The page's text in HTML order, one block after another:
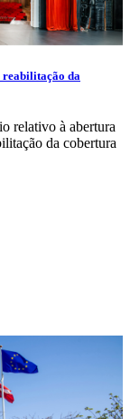
reabilitação da
relativo à abertura
da cobertura